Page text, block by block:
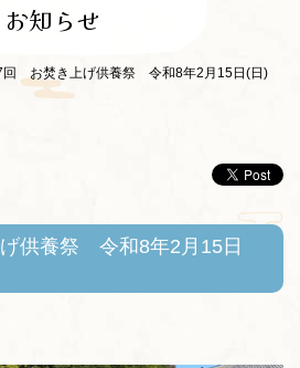
お知らせ
回 お焚き上げ供養祭 令和8年2月15日(日)
供養祭 令和8年2月15日